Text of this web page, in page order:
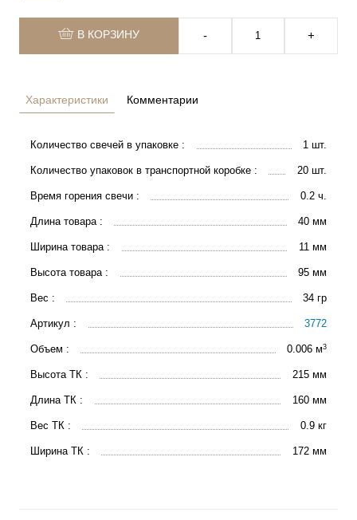
В КОРЗИНУ ‐ +
Характеристики
Количество свечей в упаковке : 1 шт.
Количество упаковок в транспортной коробке : 20 шт.
Время горения свечи : 0.2 ч.
Длина товара : 40 мм
Ширина товара : 11 мм
Высота товара : 95 мм
Вес : 34 гр
Артикул : 3772
Объем : 0.006 м3
Высота ТК : 215 мм
Длина ТК : 160 мм
Вес ТК : 0.9 кг
Ширина ТК : 172 мм
Комментарии